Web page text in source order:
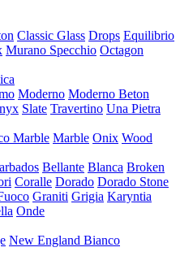
Classic Glass Drops Equilibrio
Murano Specchio Octagon
Moderno Moderno Beton
Slate Travertino Una Pietra
Marble Marble Onix Wood
Bellante Blanca Broken
Coralle Dorado Dorado Stone
Graniti Grigia Karyntia
Onde
New England Bianco